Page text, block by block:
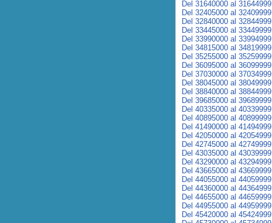
Del 31640000 al 31644999
Del 32405000 al 32409999
Del 32840000 al 32844999
Del 33445000 al 33449999
Del 33990000 al 33994999
Del 34815000 al 34819999
Del 35255000 al 35259999
Del 36095000 al 36099999
Del 37030000 al 37034999
Del 38045000 al 38049999
Del 38840000 al 38844999
Del 39685000 al 39689999
Del 40335000 al 40339999
Del 40895000 al 40899999
Del 41490000 al 41494999
Del 42050000 al 42054999
Del 42745000 al 42749999
Del 43035000 al 43039999
Del 43290000 al 43294999
Del 43665000 al 43669999
Del 44055000 al 44059999
Del 44360000 al 44364999
Del 44655000 al 44659999
Del 44955000 al 44959999
Del 45420000 al 45424999